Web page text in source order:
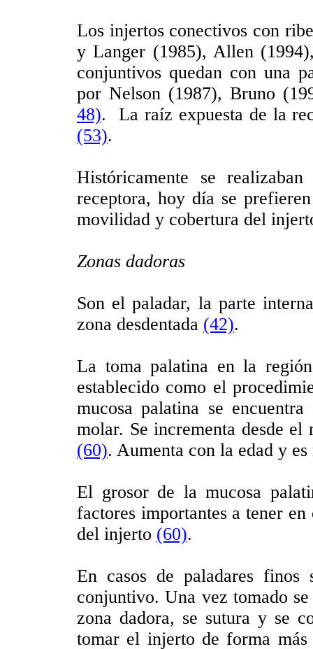
Los injertos conectivos con
y Langer (1985), Allen
conjuntivos quedan con una
por Nelson (1987), Bruno
48). La raíz expuesta de la
(53).
Históricamente se
receptora, hoy día se
movilidad y cobertura del
Zonas dadoras
Son el paladar, la parte
zona desdentada (42).
La toma palatina en la
establecido como el
mucosa palatina se
molar. Se incrementa desde
(60). Aumenta con la edad y
El grosor de la mucosa
factores importantes a tener
del injerto (60).
En casos de paladares
conjuntivo. Una vez tomado
zona dadora, se sutura y se
tomar el injerto de forma